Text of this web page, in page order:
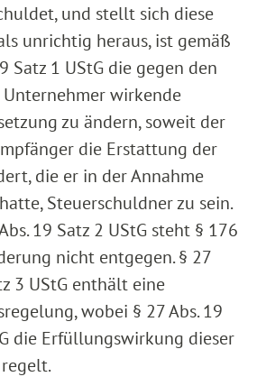
und stellt sich diese
unrichtig heraus, ist gemäß
Satz 1 UStG die gegen den
wirkende
zu ändern, soweit der
die Erstattung der
die er in der Annahme
Steuerschuldner zu sein.
19 Satz 2 UStG steht § 176
nicht entgegen. § 27
3 UStG enthält eine
wobei § 27 Abs. 19
die Erfüllungswirkung dieser